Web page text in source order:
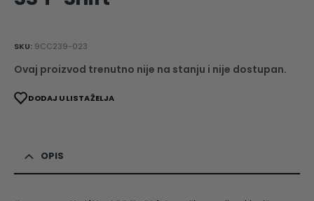
SKU: 9CC239-023
Ovaj proizvod trenutno nije na stanju i nije dostupan.
DODAJ U LISTA ŽELJA
OPIS